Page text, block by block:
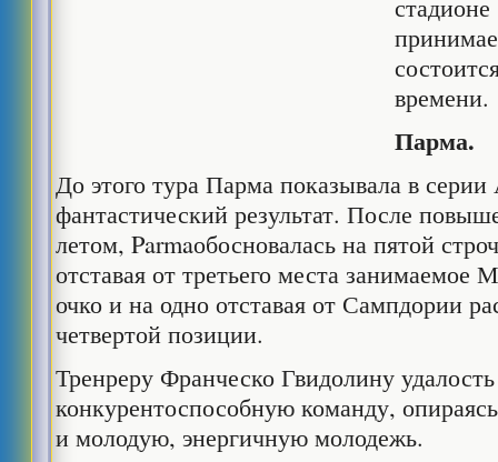
времени.
Парма.
До этого тура Парма показывала в
фантастический результат. После
летом, Parmaобосновалась на пятой
отставая от третьего места занимаемое
очко и на одно отставая от Сампдории
четвертой позиции.
Тренреру Франческо Гвидолину
конкурентоспособную команду,
и молодую, энергичную молодежь.